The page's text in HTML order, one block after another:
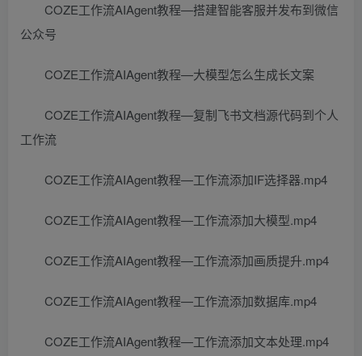
COZE工作流AIAgent教程—搭建智能客服并发布到微信
公众号
COZE工作流AIAgent教程—大模型怎么生成长文案
COZE工作流AIAgent教程—复制飞书文档源代码到个人
工作流
COZE工作流AIAgent教程—工作流添加IF选择器.mp4
COZE工作流AIAgent教程—工作流添加大模型.mp4
COZE工作流AIAgent教程—工作流添加画质提升.mp4
COZE工作流AIAgent教程—工作流添加数据库.mp4
COZE工作流AIAgent教程—工作流添加文本处理.mp4